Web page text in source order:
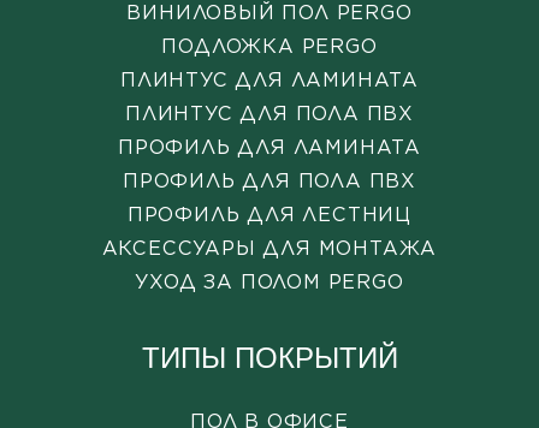
ВИНИЛОВЫЙ ПОЛ PERGO
ПОДЛОЖКА PERGO
ПЛИНТУС ДЛЯ ЛАМИНАТА
ПЛИНТУС ДЛЯ ПОЛА ПВХ
ПРОФИЛЬ ДЛЯ ЛАМИНАТА
ПРОФИЛЬ ДЛЯ ПОЛА ПВХ
ПРОФИЛЬ ДЛЯ ЛЕСТНИЦ
АКСЕССУАРЫ ДЛЯ МОНТАЖА
УХОД ЗА ПОЛОМ PERGO
ТИПЫ ПОКРЫТИЙ
ПОЛ В ОФИСЕ